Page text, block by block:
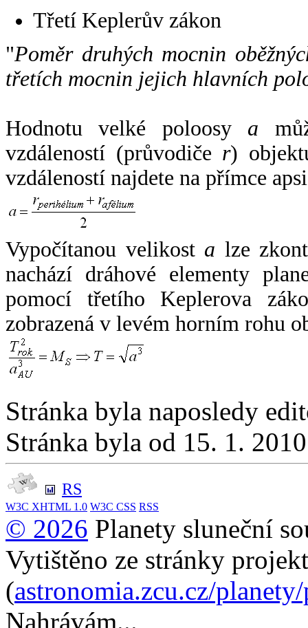
Třetí Keplerův zákon
"Poměr druhých mocnin
třetích mocnin jejich hlavních
Hodnotu velké poloosy a
vzdáleností (průvodiče r)
vzdáleností najdete na přímce
Vypočítanou velikost a lze
nachází dráhové elementy
pomocí třetího Keplerova
zobrazená v levém horním rohu
Stránka byla naposledy
Stránka byla od 15. 1.
RS
W3C XHTML 1.0 W3C CSS RSS
© 2026 Planety sluneční
Vytištěno ze stránky
(astronomia.zcu.cz/
Nahrávám...